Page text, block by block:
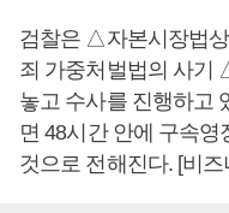
검찰은 △자본시장법
죄 가중처벌법의 사기
놓고 수사를 진행하고
면 48시간 안에 구속
것으로 전해진다. [비